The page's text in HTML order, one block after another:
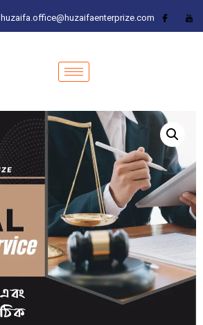
huzaifa.office@huzaifaenterprize.com